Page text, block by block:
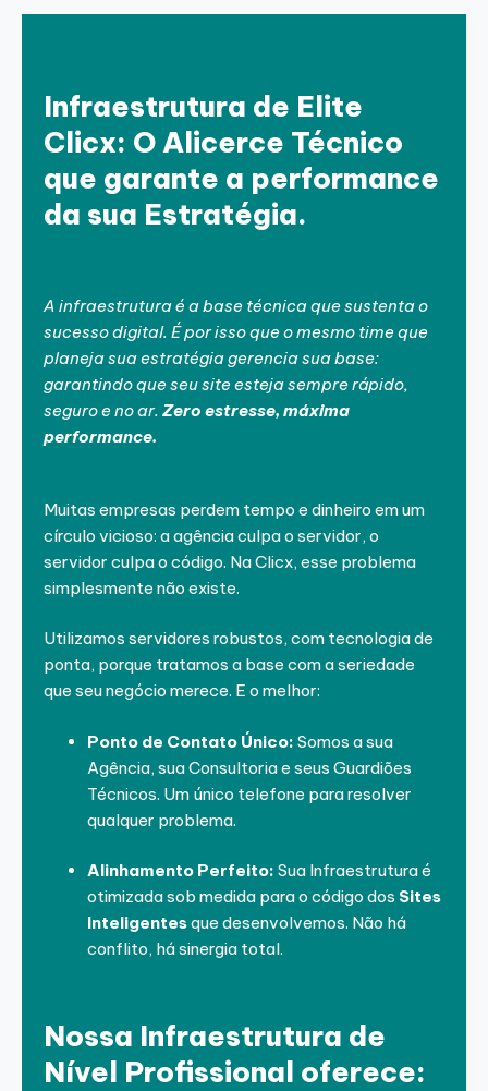
Infraestrutura de Elite
Clicx: O Alicerce Técnico
que garante a performance
da sua Estratégia.
A infraestrutura é a base técnica que sustenta o
sucesso digital. É por isso que o mesmo time que
planeja sua estratégia gerencia sua base:
garantindo que seu site esteja sempre rápido,
seguro e no ar. Zero estresse, máxima
performance.
Muitas empresas perdem tempo e dinheiro em um
círculo vicioso: a agência culpa o servidor, o
servidor culpa o código. Na Clicx, esse problema
simplesmente não existe.
Utilizamos servidores robustos, com tecnologia de
ponta, porque tratamos a base com a seriedade
que seu negócio merece. E o melhor:
Ponto de Contato Único: Somos a sua
Agência, sua Consultoria e seus Guardiões
Técnicos. Um único telefone para resolver
qualquer problema.
Alinhamento Perfeito: Sua Infraestrutura é
otimizada sob medida para o código dos Sites
Inteligentesque desenvolvemos. Não há
conflito, há sinergia total.
Nossa Infraestrutura de
Nível Profissional oferece: